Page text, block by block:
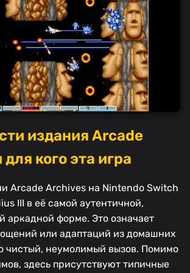
издания Arcade
кого эта игра
Arcade Archives на Nintendo Switch
III в её самой аутентичной,
аркадной форме. Это означает
или адаптаций из домашних
чистый, неумолимый вызов. Помимо
здесь присутствуют типичные